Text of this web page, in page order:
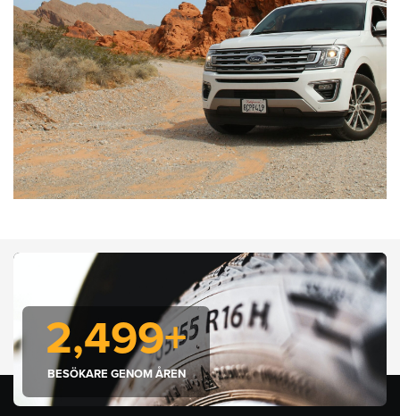
BESÖKARE GENOM ÅREN
2,500+